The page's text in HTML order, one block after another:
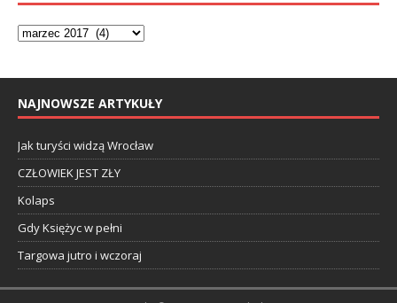
NAJNOWSZE ARTYKUŁY
Jak turyści widzą Wrocław
CZŁOWIEK JEST ZŁY
Kolaps
Gdy Księżyc w pełni
Targowa jutro i wczoraj